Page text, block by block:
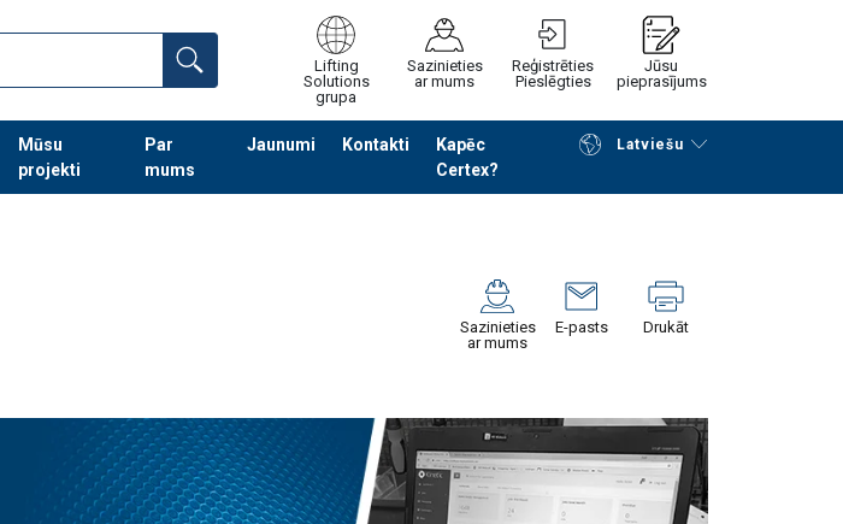
Lifting
Solutions
grupa
Sazinieties
ar mums
Reģistrēties
Pieslēgties
Jūsu
pieprasījums
Mūsu
projekti
Par
mums
Jaunumi Kontakti
Kapēc
Certex?
Latviešu
Turpināt meklēt preces Noformēt piedāvājuma pieprasījumu
Sazinieties
ar mums
E-pasts Drukāt